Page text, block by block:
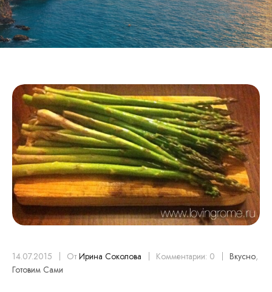
14.07.2015 ОтИрина Соколова Комментарии: 0 Вкусно,
Готовим Сами